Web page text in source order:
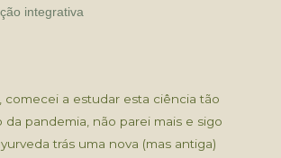
integrativa
comecei a estudar esta ciência tão
da pandemia, não parei mais e sigo
trás uma nova (mas antiga)